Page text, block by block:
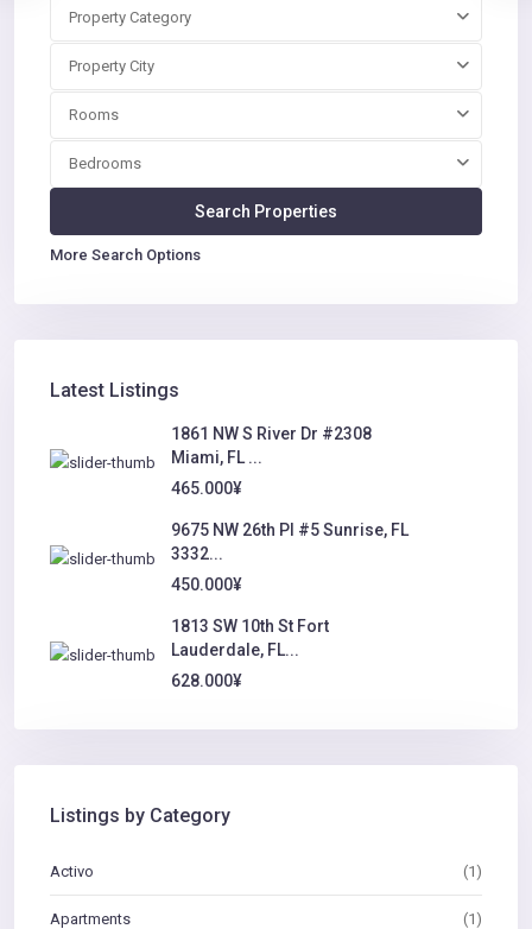
Property Category
Property City
Rooms
Bedrooms
More Search Options
Latest Listings
1861 NW S River Dr #2308
Miami, FL ...
465.000¥
9675 NW 26th Pl #5 Sunrise, FL
3332...
450.000¥
1813 SW 10th St Fort
Lauderdale, FL...
628.000¥
Listings by Category
Activo (1)
Apartments (1)